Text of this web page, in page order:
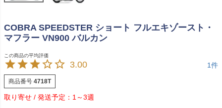
COBRA SPEEDSTER ショート フルエキゾースト・
マフラー VN900 バルカン
3.00 1
商品番号 4718T
1～3週